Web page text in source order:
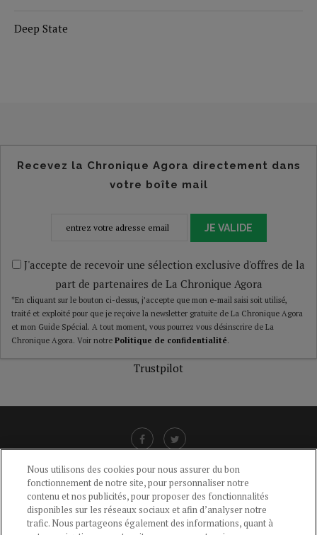
Deep State
Recevez la Chronique Agora directement dans
votre boîte mail
JE VALIDE
J'accepte de recevoir une sélection exclusive d'offres de la
part de partenaires de La Chronique Agora
*En cliquant sur le bouton ci-dessus, j’accepte que mon e-mail saisi soit utilisé,
traité et exploité pour que je reçoive la newsletter gratuite de La Chronique Agora
et mon Guide Spécial. A tout moment, vous pourrez vous désinscrire de La
Chronique Agora. Voir notre Politique de confidentialité.
Trustpilot
LIENS UTILES
CGU-POLITIQUE DE CONFIDENTIALITÉ -POLITIQUE DES COOKIES
MENTIONS LÉGALES -AIDE
Nous utilisons des cookies pour nous assurer du bon
fonctionnement de notre site, pour personnaliser notre
contenu et nos publicités, pour proposer des fonctionnalités
disponibles sur les réseaux sociaux et afin d’analyser notre
trafic. Nous partageons également des informations, quant à